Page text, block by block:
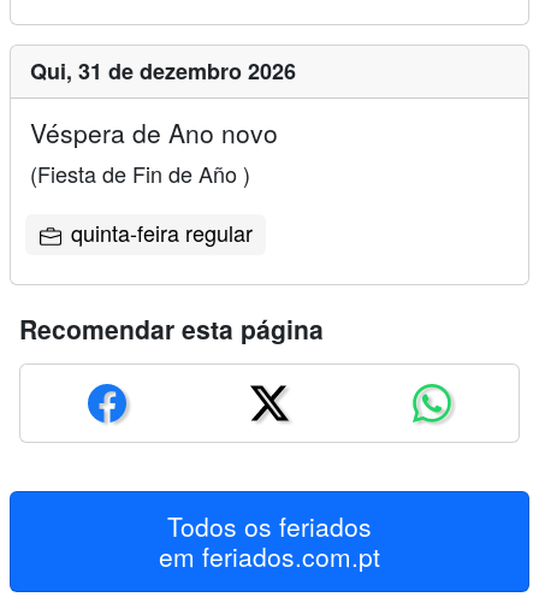
Qui, 31 de dezembro 2026
Véspera de Ano novo
(Fiesta de Fin de Año )
quinta-feira regular
Recomendar esta página
Todos os feriados
em feriados.com.pt